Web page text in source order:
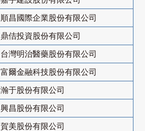
順昌國際企業股份有限公司
鼎佶投資股份有限公司
台灣明治醫藥股份有限公司
富爾金融科技股份有限公司
瀚于股份有限公司
興昌股份有限公司
賀美股份有限公司